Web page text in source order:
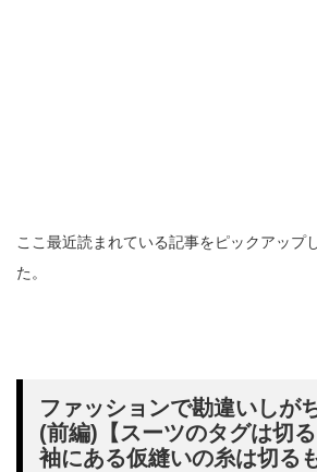
ここ最近読まれている記事をピックアップ
た。
ファッションで勘違いしが
(前編)【スーツのタグは切
袖にある仮縫いの糸は切る